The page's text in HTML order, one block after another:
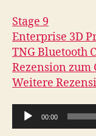
Stage 9
Enterprise 3D
TNG Bluetooth
Rezension
Weitere
u
00:00